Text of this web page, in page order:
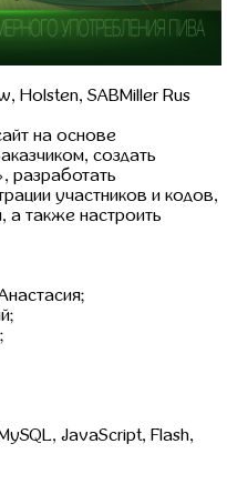
Holsten, SABMiller Rus
на основе
создать
разработать
участников и кодов,
а также настроить
JavaScript, Flash,